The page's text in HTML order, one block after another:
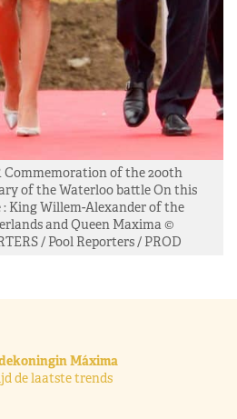
Commemoration of the 200th
of the Waterloo battle On this
King Willem-Alexander of the
and Queen Maxima ©
/ Pool Reporters / PROD
Máxima
de laatste trends